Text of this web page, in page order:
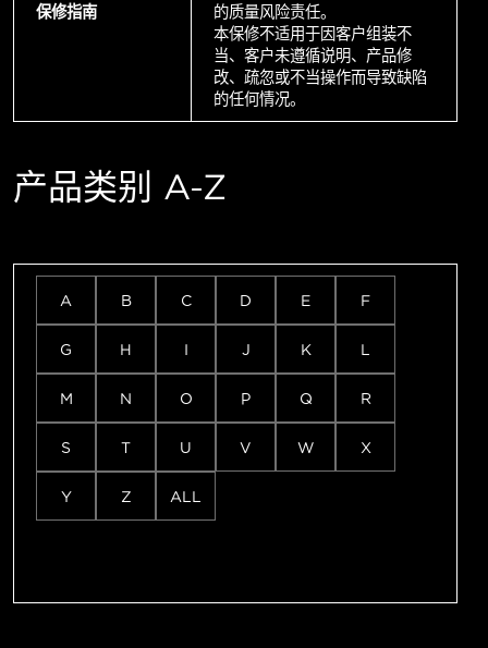
保修指南
的质量风险责任。
本保修不适用于因客户组装不
当、客户未遵循说明、产品修
改、疏忽或不当操作而导致缺陷
的任何情况。
产品类别 A-Z
A B C D E F
G H I J K L
M N O P Q R
S T U V W X
Y Z ALL